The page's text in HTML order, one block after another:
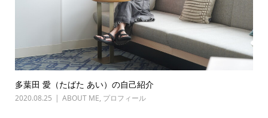
多葉田 愛（たばた あい）の自己紹介
2020.08.25 ABOUT ME, プロフィール